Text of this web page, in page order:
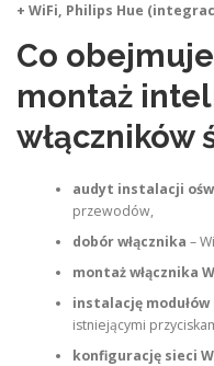
+ WiFi, Philips Hue
Co
montaż
włączników
audyt instalacji
przewodów,
dobór włącznika –
montaż włącznika
instalację
istniejącymi
konfigurację sieci